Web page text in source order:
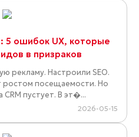
5 ошибок UX, которые
в призраков
рекламу. Настроили SEO.
ростом посещаемости. Но
пустует. В эт�...
2026-05-15